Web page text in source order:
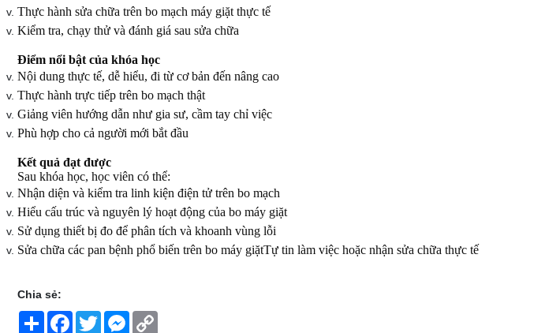
Thực hành sửa chữa trên bo mạch máy giặt thực tế
Kiểm tra, chạy thử và đánh giá sau sửa chữa
Điểm nổi bật của khóa học
Nội dung thực tế, dễ hiểu, đi từ cơ bản đến nâng cao
Thực hành trực tiếp trên bo mạch thật
Giảng viên hướng dẫn như gia sư, cầm tay chỉ việc
Phù hợp cho cả người mới bắt đầu
Kết quả đạt được
Sau khóa học, học viên có thể:
Nhận diện và kiểm tra linh kiện điện tử trên bo mạch
Hiểu cấu trúc và nguyên lý hoạt động của bo máy giặt
Sử dụng thiết bị đo để phân tích và khoanh vùng lỗi
Sửa chữa các pan bệnh phổ biến trên bo máy giặtTự tin làm việc hoặc nhận sửa chữa thực tế
Chia sẻ:
Share Facebook
TwitterMessenger